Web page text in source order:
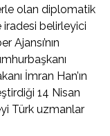
olan diplomatik
belirleyici
İmran Han’ın
14 Nisan
Türk uzmanlar